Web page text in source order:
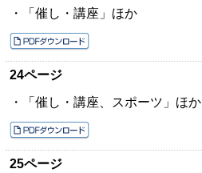
・「催し・講座」ほか
24ページ
・「催し・講座、スポーツ」ほか
25ページ